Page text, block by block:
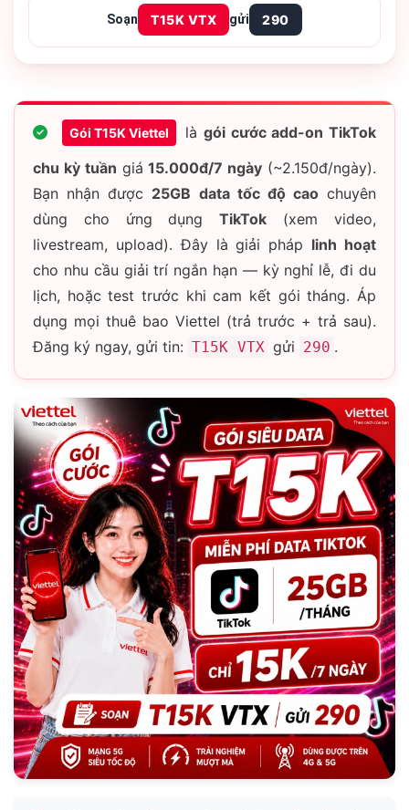
Soạn T15K VTX gửi 290
Gói T15K Viettel làgói cước add-on TikTok
chu kỳ tuần giá15.000đ/7 ngày (~2.150đ/ngày).
Bạn nhận được 25GB data tốc độ caochuyên
dùng cho ứng dụngTikTok (xem video,
livestream, upload). Đây là giải pháp linh hoạt
cho nhu cầu giải trí ngắn hạn — kỳ nghỉ lễ, đi du
lịch, hoặc test trước khi cam kết gói tháng. Áp
dụng mọi thuê bao Viettel (trả trước + trả sau).
Đăng ký ngay, gửi tin: T15K VTX gửi 290 .